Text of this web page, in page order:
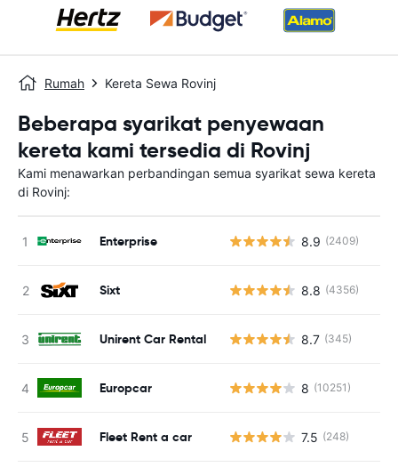
Rumah Kereta Sewa Rovinj
Beberapa syarikat penyewaan
kereta kami tersedia di Rovinj
Kami menawarkan perbandingan semua syarikat sewa kereta
di Rovinj:
Enterprise 8.9 (2409)
Sixt 8.8 (4356)
Unirent Car Rental 8.7 (345)
Europcar 8 (10251)
Fleet Rent a car 7.5 (248)